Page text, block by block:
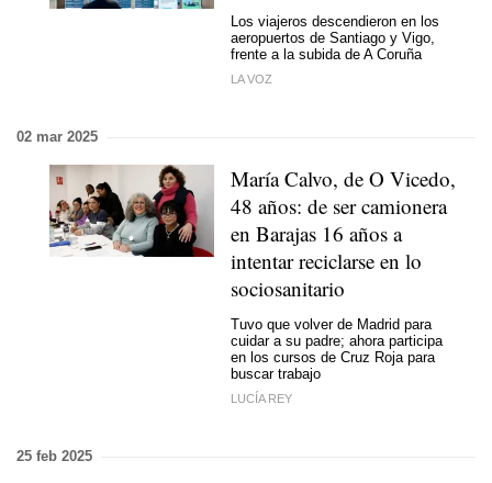
Los viajeros descendieron en los
aeropuertos de Santiago y Vigo,
frente a la subida de A Coruña
LA VOZ
02 mar 2025
María Calvo, de O Vicedo,
48 años: de ser camionera
en Barajas 16 años a
intentar reciclarse en lo
sociosanitario
Tuvo que volver de Madrid para
cuidar a su padre; ahora participa
en los cursos de Cruz Roja para
buscar trabajo
LUCÍA REY
25 feb 2025